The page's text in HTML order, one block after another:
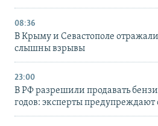
08:36
В Крыму и Севастополе
слышны взрывы
23:00
В РФ разрешили продавать
годов: эксперты предупреждают